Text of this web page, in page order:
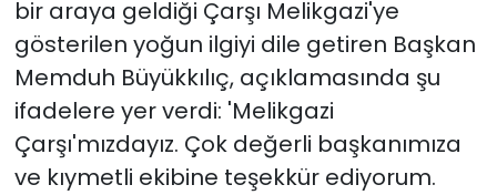
bir araya geldiği Çarşı Melikgazi'ye
gösterilen yoğun ilgiyi dile getiren Başkan
Memduh Büyükkılıç, açıklamasında şu
ifadelere yer verdi: 'Melikgazi
Çarşı'mızdayız. Çok değerli başkanımıza
ve kıymetli ekibine teşekkür ediyorum.